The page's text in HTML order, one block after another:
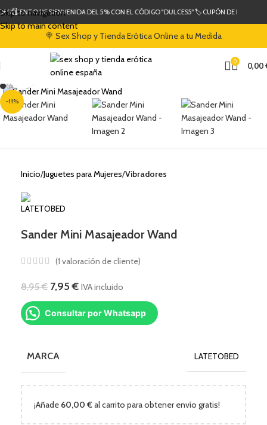
Skip to navigation
Skip to main content
🍭 Sex Shop y Tienda Erótica Online a tu Medida
0 0,00
-11%
Clic para ampliar
Inicio Juguetes para Mujeres Vibradores
Sander Mini Masajeador Wand
(1 valoración de cliente)
8,95€ 7,95€ IVA incluido
Consultar por Whatsapp
MARCA LATETOBED
¡Añade 60,00 €al carrito para obtener envío gratis!
DE BIENVENIDA DEL 5% CON EL CÓDIGO "DULCES5"🏷️ CUPÓN DE